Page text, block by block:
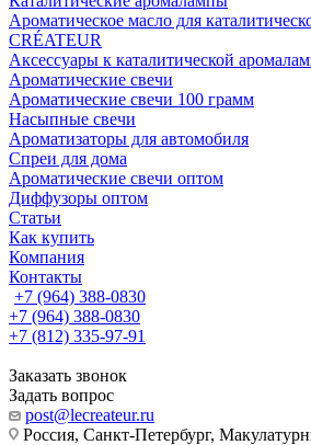
Ароматическое масло для
CRÉATEUR
Аксессуары к каталитической
Ароматические свечи
Ароматические свечи 100 грамм
Насыпные свечи
Ароматизаторы для автомобиля
Спреи для дома
Ароматические свечи оптом
Диффузоры оптом
Статьи
Как купить
Компания
Контакты
+7 (964) 388-0830
+7 (964) 388-0830
+7 (812) 335-97-91
Заказать звонок
Задать вопрос
post@lecreateur.ru
Россия, Санкт-Петербург,